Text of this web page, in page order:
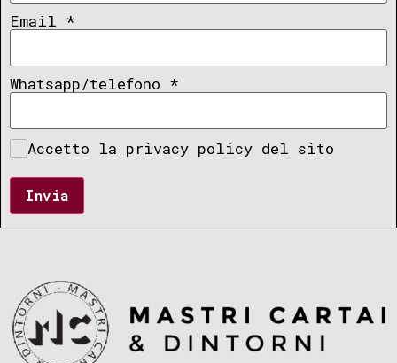
Email *
Whatsapp/telefono *
Accetto la privacy policy del sito
Invia